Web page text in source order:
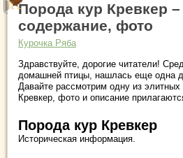
Порода кур Кревкер
содержание, фото
Курочка Ряба
Здравствуйте, дорогие читатели!
домашней птицы, нашлась еще одна
Давайте рассмотрим одну из
Кревкер, фото и описание
Порода кур Кревкер
Историческая информация.